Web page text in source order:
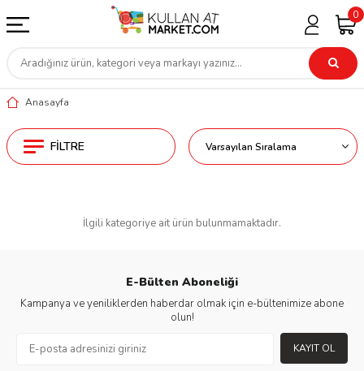
0
Anasayfa
FILTRE
İlgili kategoriye ait ürün bulunmamaktadır.
E-Bülten Aboneliği
Kampanya ve yeniliklerden haberdar olmak için e-bültenimize abone
olun!
KAYIT OL